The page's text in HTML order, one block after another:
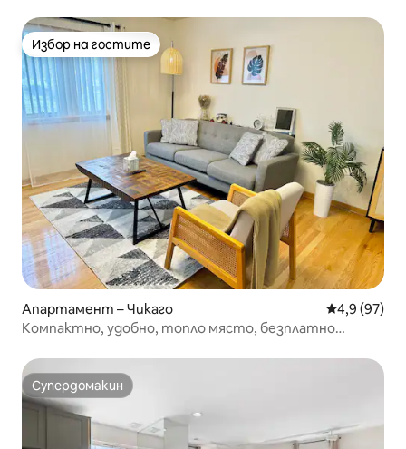
Избор на гостите
Избор на гостите
Апартамент – Чикаго Средна
4,9 (97)
Компактно, удобно, топло място, безплатно
Супердомакин
Супердомакин